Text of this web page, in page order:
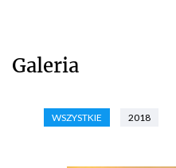
Galeria
WSZYSTKIE 2018